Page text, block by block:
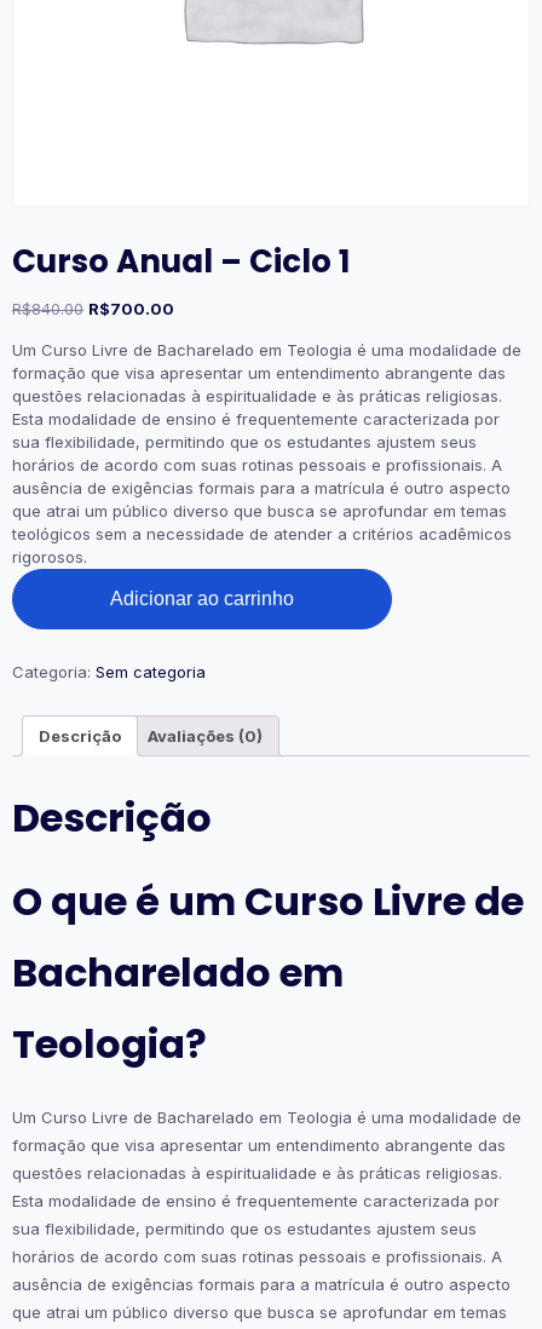
Curso Anual – Ciclo 1
R$840.00 O
original
era:
R$840.00.
R$700.00
atual
é:
R$700.00.
Um Curso Livre de Bacharelado em Teologia é uma modalidade de
formação que visa apresentar um entendimento abrangente das
questões relacionadas à espiritualidade e às práticas religiosas.
Esta modalidade de ensino é frequentemente caracterizada por
sua flexibilidade, permitindo que os estudantes ajustem seus
horários de acordo com suas rotinas pessoais e profissionais. A
ausência de exigências formais para a matrícula é outro aspecto
que atrai um público diverso que busca se aprofundar em temas
teológicos sem a necessidade de atender a critérios acadêmicos
rigorosos.
Curso
Anual
1
Adicionar ao carrinho
Categoria: Sem categoria
Descrição Avaliações (0)
Descrição
O que é um Curso Livre de
Bacharelado em
Teologia?
Um Curso Livre de Bacharelado em Teologia é uma modalidade de
formação que visa apresentar um entendimento abrangente das
questões relacionadas à espiritualidade e às práticas religiosas.
Esta modalidade de ensino é frequentemente caracterizada por
sua flexibilidade, permitindo que os estudantes ajustem seus
horários de acordo com suas rotinas pessoais e profissionais. A
ausência de exigências formais para a matrícula é outro aspecto
que atrai um público diverso que busca se aprofundar em temas